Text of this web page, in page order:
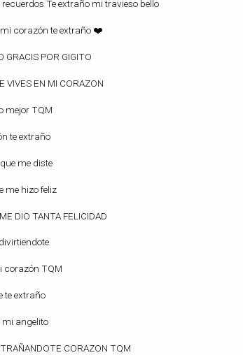
Te extraño mi travieso bello
corazón te extraño ❤️
GRACIS POR GIGITO
VIVES EN MI CORAZON
mejor TQM
te extraño
me diste
me hizo feliz
DIO TANTA FELICIDAD
corazón TQM
te extraño
mi angelito
CORAZON TQM